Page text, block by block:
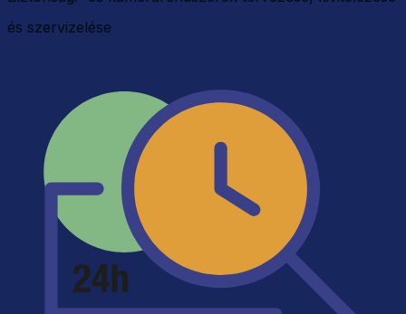
és szervizelése